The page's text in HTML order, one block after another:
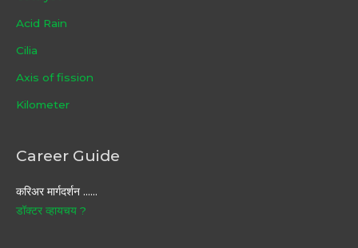
Acid Rain
Cilia
Axis of fission
Kilometer
Career Guide
करिअर मार्गदर्शन ……
डॉक्टर व्हायचय ?